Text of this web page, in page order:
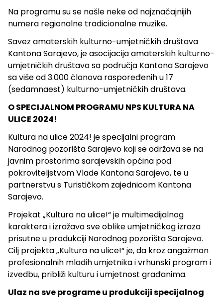
Na programu su se našle neke od najznačajnijih
numera regionalne tradicionalne muzike.
Savez amaterskih kulturno-umjetničkih društava
Kantona Sarajevo, je asocijacija amaterskih kulturno-
umjetničkih društava sa područja Kantona Sarajevo
sa više od 3.000 članova raspoređenih u 17
(sedamnaest) kulturno-umjetničkih društava.
O SPECIJALNOM PROGRAMU NPS KULTURA NA
ULICE 2024!
Kultura na ulice 2024! je specijalni program
Narodnog pozorišta Sarajevo koji se održava se na
javnim prostorima sarajevskih općina pod
pokroviteljstvom Vlade Kantona Sarajevo, te u
partnerstvu s Turističkom zajednicom Kantona
Sarajevo.
Projekat „Kultura na ulice!“ je multimedijalnog
karaktera i izražava sve oblike umjetničkog izraza
prisutne u produkciji Narodnog pozorišta Sarajevo.
Cilj projekta „Kultura na ulice!“ je, da kroz angažman
profesionalnih mladih umjetnika i vrhunski program i
izvedbu, približi kulturu i umjetnost građanima.
Ulaz na sve programe u produkciji specijalnog